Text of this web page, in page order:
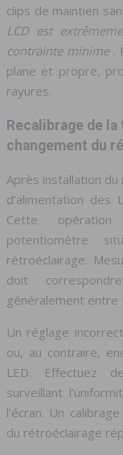
clips de maintien
LCD est
contrainte minime .
plane et propre,
rayures.
Recalibrage de
changement du
Après installation
d’alimentation des
Cette
potentiomètre
rétroéclairage.
doit
généralement entre
Un réglage
ou, au contraire,
LED. Effectuez
surveillant
l’écran. Un
du rétroéclairage